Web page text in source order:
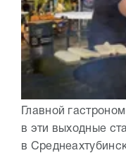
Главной
в эти выходные
в